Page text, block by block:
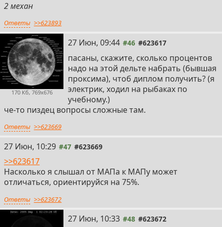
2 механ
Ответы >>623893
170 Кб, 769x676
27 Июн, 09:44 #46 #623617
пасаны, скажите, сколько процентов
надо на этой дельте набрать (бывшая
проксима), чтоб диплом получить? (я
электрик, ходил на рыбаках по
учебному.)
че-то пиздец вопросы сложные там.
Ответы >>623669
27 Июн, 10:29 #47 #623669
>>623617
Насколько я слышал от МАПа к МАПу может
отличаться, ориентируйся на 75%.
Ответы >>623672
27 Июн, 10:33 #48 #623672